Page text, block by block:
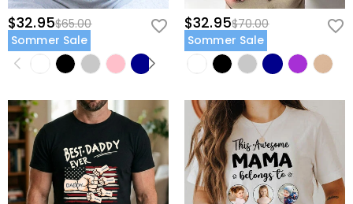
$32.95$65.00
Sommer Sale
$32.95$70.00
Sommer Sale